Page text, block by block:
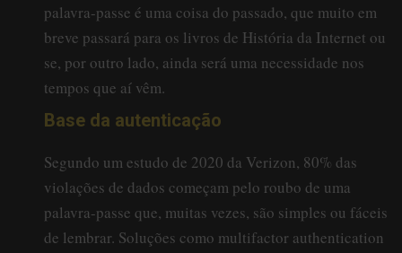
palavra-passe é uma coisa do passado, que muito em
breve passará para os livros de História da Internet ou
se, por outro lado, ainda será uma necessidade nos
tempos que aí vêm.
Base da autenticação
Segundo um estudo de 2020 da Verizon, 80% das
violações de dados começam pelo roubo de uma
palavra-passe que, muitas vezes, são simples ou fáceis
de lembrar. Soluções como multifactor authentication